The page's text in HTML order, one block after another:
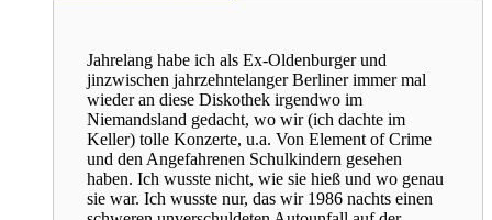
Jahrelang habe ich als Ex-Oldenburger und
jinzwischen jahrzehntelanger Berliner immer mal
wieder an diese Diskothek irgendwo im
Niemandsland gedacht, wo wir (ich dachte im
Keller) tolle Konzerte, u.a. Von Element of Crime
und den Angefahrenen Schulkindern gesehen
haben. Ich wusste nicht, wie sie hieß und wo genau
sie war. Ich wusste nur, das wir 1986 nachts einen